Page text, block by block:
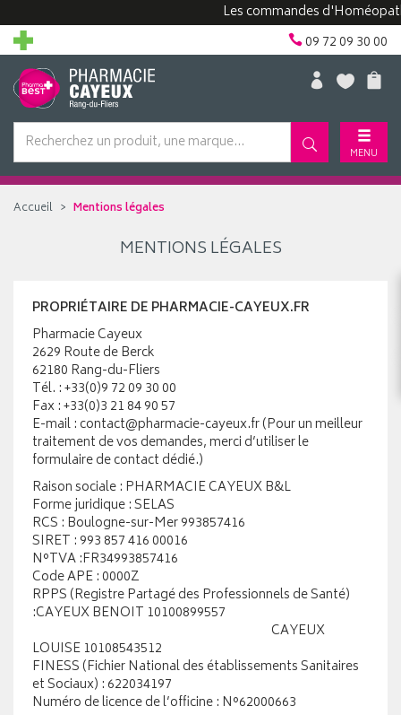
Les commandes
09 72 09 30 00
MENU
Accueil Mentions légales
MENTIONS LÉGALES
PROPRIÉTAIRE DE PHARMACIE-CAYEUX.FR
Pharmacie Cayeux
2629 Route de Berck
62180 Rang-du-Fliers
Tél. : +33(0)9 72 09 30 00
Fax : +33(0)3 21 84 90 57
E-mail : contact@pharmacie-cayeux.fr (Pour un meilleur
traitement de vos demandes, merci d’utiliser le
formulaire de contact dédié.)
Raison sociale : PHARMACIE CAYEUX B&L
Forme juridique : SELAS
RCS : Boulogne-sur-Mer 993857416
SIRET : 993 857 416 00016
N°TVA :FR34993857416
Code APE : 0000Z
RPPS (Registre Partagé des Professionnels de Santé)
:CAYEUX BENOIT 10100899557
CAYEUX
LOUISE 10108543512
FINESS (Fichier National des établissements Sanitaires
et Sociaux) : 622034197
Numéro de licence de l’officine : N°62000663